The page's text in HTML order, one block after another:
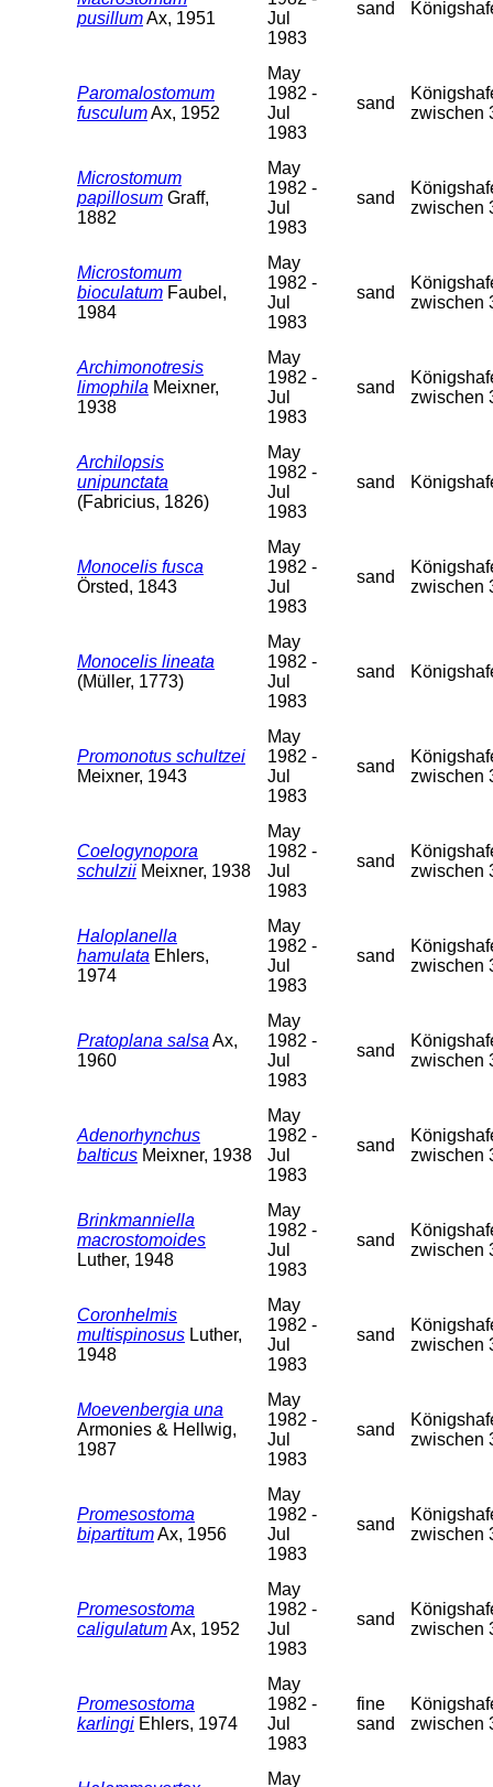
pusillumAx, 1951
Jul
1983
sand
Paromalostomum
fusculumAx, 1952
May
1982 -
Jul
1983
sand
zwischen
Microstomum
papillosum Graff,
1882
May
1982 -
Jul
1983
sand
zwischen
Microstomum
bioculatum Faubel,
1984
May
1982 -
Jul
1983
sand
zwischen
Archimonotresis
limophila Meixner,
1938
May
1982 -
Jul
1983
sand
zwischen
Archilopsis
unipunctata
(Fabricius, 1826)
May
1982 -
Jul
1983
sand
Monocelis fusca
Örsted, 1843
May
1982 -
Jul
1983
sand
zwischen
Monocelis lineata
(Müller, 1773)
May
1982 -
Jul
1983
sand
Promonotus schultzei
Meixner, 1943
May
1982 -
Jul
1983
sand
zwischen
Coelogynopora
schulzii Meixner, 1938
May
1982 -
Jul
1983
sand
zwischen
Haloplanella
hamulata Ehlers,
1974
May
1982 -
Jul
1983
sand
zwischen
Pratoplana salsa Ax,
1960
May
1982 -
Jul
1983
sand
zwischen
Adenorhynchus
balticus Meixner, 1938
May
1982 -
Jul
1983
sand
zwischen
Brinkmanniella
macrostomoides
Luther, 1948
May
1982 -
Jul
1983
sand
zwischen
Coronhelmis
multispinosus Luther,
1948
May
1982 -
Jul
1983
sand
zwischen
Moevenbergia una
Armonies & Hellwig,
1987
May
1982 -
Jul
1983
sand
zwischen
Promesostoma
bipartitumAx, 1956
May
1982 -
Jul
1983
sand
zwischen
Promesostoma
caligulatumAx, 1952
May
1982 -
Jul
1983
sand
zwischen
Promesostoma
karlingi Ehlers, 1974
May
1982 -
Jul
1983
fine
sand
zwischen
May